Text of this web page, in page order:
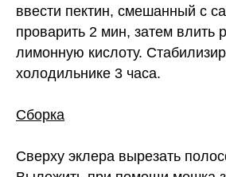
ввести пектин, смешанный с
проварить 2 мин, затем влить
лимонную кислоту.
холодильнике 3 часа.
Сборка
Сверху эклера вырезать